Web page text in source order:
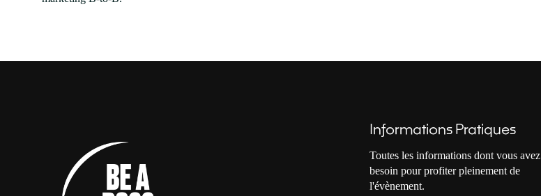
Informations Pratiques
Toutes les informations dont vous avez
besoin pour profiter pleinement de
l'évènement.